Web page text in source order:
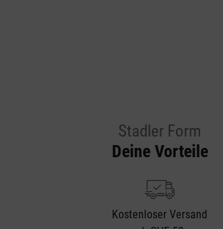
Stadler Form
Deine Vorteile
Kostenloser Versand